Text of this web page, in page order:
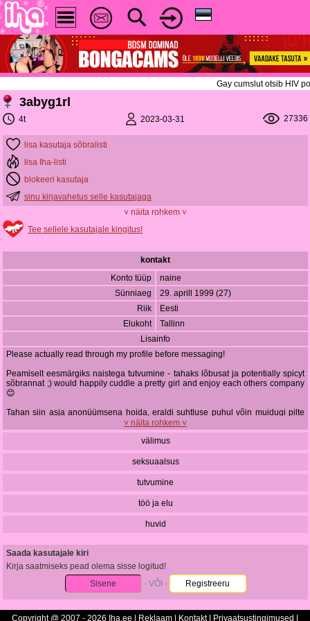
Gay cumslut otsib HIV
3abyg1rl
4t 2023-03-31 27336
lisa kasutaja sõbralisti
lisa Iha-listi
blokeeri kasutaja
sinu kirjavahetus selle kasutajaga
˅ näita rohkem ˅
Tee sellele kasutajale kingitus!
kontakt
Konto tüüp
naine
Sünniaeg
29. aprill 1999 (27)
Riik
Eesti
Elukoht
Tallinn
Lisainfo
Please actually read through my profile before messaging!
Peamiselt eesmärgiks naistega tutvumine - tahaks lõbusat ja potentially spicyt
sõbrannat ;) would happily cuddle a pretty girl and enjoy each others company
😊
Tahan siin asja anonüümsena hoida, eraldi suhtluse puhul võin muidugi pilte
Meeste puhul võin mõelda sugardaddy/sugarbaby taolisele dünaamikale.. kui
peenisest palun). Olen picky ja tihti sõltub palju tujust, niiet ära midagi isiklikult
˅ näita rohkem ˅
välimus
seksuaalsus
tutvumine
töö ja elu
huvid
Saada kasutajale kiri
Kirja saatmiseks pead olema sisse logitud!
Sisene
- VÕI - Registreeru
Copyright @ 2007 - 2026 Iha.ee | Reklaam Kontakt| Privaatsustingimused